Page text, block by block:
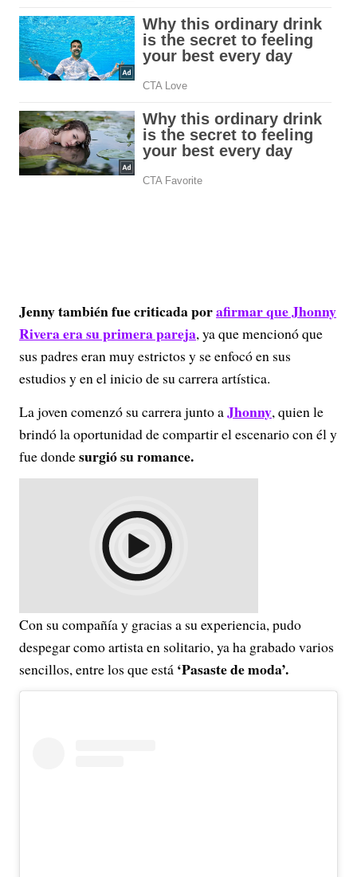
Jenny también fue criticada porafirmar que Jhonny
Riveraera su primera pareja, ya que mencionó que
sus padres eran muy estrictos y se enfocó en sus
estudios y en el inicio de su carrera artística.
La joven comenzó su carrera junto aJhonny, quien le
brindó la oportunidad de compartir el escenario con él y
fue dondesurgió su romance.
Con su compañía y gracias a su experiencia, pudo
despegar como artista en solitario, ya ha grabado varios
sencillos, entre los que está ‘Pasaste de moda’.